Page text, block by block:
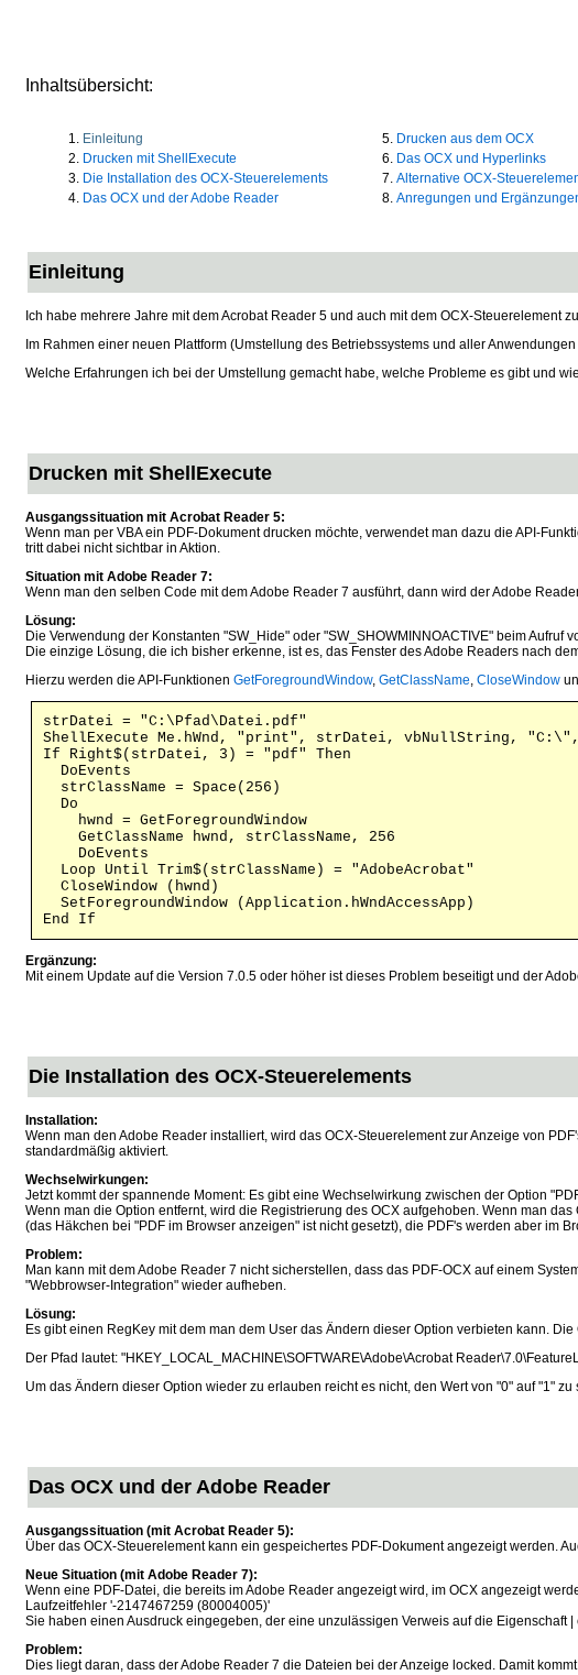
Inhaltsübersicht:
Einleitung
Drucken mit ShellExecute
Die Installation des OCX-Steuerelements
Das OCX und der Adobe Reader
Drucken aus dem OCX
Das OCX und Hyperlinks
Alternative OCX-
Anregungen und
Einleitung
Ich habe mehrere Jahre mit dem Acrobat Reader 5 und auch mit dem OCX-
Im Rahmen einer neuen Plattform (Umstellung des Betriebssystems und aller
Welche Erfahrungen ich bei der Umstellung gemacht habe, welche Probleme es gibt und
Drucken mit ShellExecute
Ausgangssituation mit Acrobat Reader 5:
Wenn man per VBA ein PDF-Dokument drucken möchte, verwendet man dazu die API-
tritt dabei nicht sichtbar in Aktion.
Situation mit Adobe Reader 7:
Wenn man den selben Code mit dem Adobe Reader 7 ausführt, dann wird der Adobe
Lösung:
Die Verwendung der Konstanten "SW_Hide" oder "SW_SHOWMINNOACTIVE" beim Aufruf
Die einzige Lösung, die ich bisher erkenne, ist es, das Fenster des Adobe Readers nach
Hierzu werden die API-Funktionen GetForegroundWindow, GetClassName, CloseWindow
strDatei = "C:\Pfad\Datei.pdf"
ShellExecute Me.hWnd, "print", strDatei, vbNullString, "C:\",
If Right$(strDatei, 3) = "pdf" Then
DoEvents
strClassName = Space(256)
Do
hwnd = GetForegroundWindow
GetClassName hwnd, strClassName, 256
DoEvents
Loop Until Trim$(strClassName) = "AdobeAcrobat"
CloseWindow (hwnd)
SetForegroundWindow (Application.hWndAccessApp)
End If
Ergänzung:
Mit einem Update auf die Version 7.0.5 oder höher ist dieses Problem beseitigt und der
Die Installation des OCX-Steuerelements
Installation:
Wenn man den Adobe Reader installiert, wird das OCX-Steuerelement zur Anzeige von
standardmäßig aktiviert.
Wechselwirkungen:
Jetzt kommt der spannende Moment: Es gibt eine Wechselwirkung zwischen der Option
Wenn man die Option entfernt, wird die Registrierung des OCX aufgehoben. Wenn man
(das Häkchen bei "PDF im Browser anzeigen" ist nicht gesetzt), die PDF's werden aber im
Problem:
Man kann mit dem Adobe Reader 7 nicht sicherstellen, dass das PDF-OCX auf einem
"Webbrowser-Integration" wieder aufheben.
Lösung:
Es gibt einen RegKey mit dem man dem User das Ändern dieser Option verbieten kann.
Der Pfad lautet: "HKEY_LOCAL_MACHINE\SOFTWARE\Adobe\Acrobat
Um das Ändern dieser Option wieder zu erlauben reicht es nicht, den Wert von "0" auf "1"
Das OCX und der Adobe Reader
Ausgangssituation (mit Acrobat Reader 5):
Über das OCX-Steuerelement kann ein gespeichertes PDF-Dokument angezeigt werden.
Neue Situation (mit Adobe Reader 7):
Wenn eine PDF-Datei, die bereits im Adobe Reader angezeigt wird, im OCX angezeigt
Laufzeitfehler '-2147467259 (80004005)'
Sie haben einen Ausdruck eingegeben, der eine unzulässigen Verweis auf die Eigenschaft |
Problem:
Dies liegt daran, dass der Adobe Reader 7 die Dateien bei der Anzeige locked. Damit